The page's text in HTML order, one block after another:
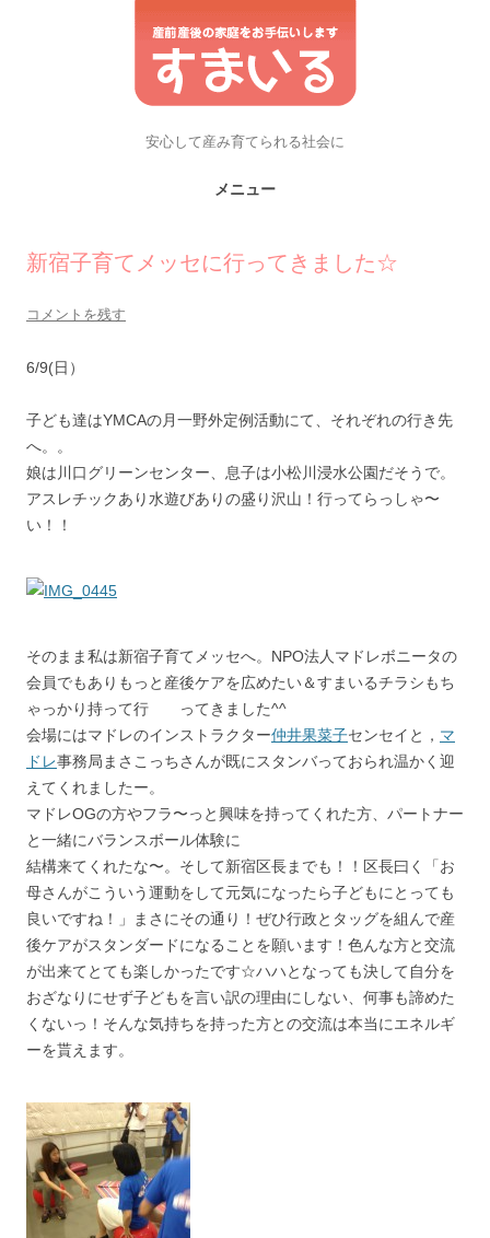
安心して産み育てられる社会に
メニュー
新宿子育てメッセに行ってきました☆
コメントを残す
6/9(日）
子ども達はYMCAの月一野外定例活動にて、それぞれの行き先
へ。。
娘は川口グリーンセンター、息子は小松川浸水公園だそうで。
アスレチックあり水遊びありの盛り沢山！行ってらっしゃ〜
い！！
そのまま私は新宿子育てメッセへ。NPO法人マドレボニータの
会員でもありもっと産後ケアを広めたい＆すまいるチラシもち
ゃっかり持って行 ってきました^^
会場にはマドレのインストラクター仲井果菜子センセイと， マ
ドレ事務局まさこっちさんが既にスタンバっておられ温かく迎
えてくれましたー。
マドレOGの方やフラ〜っと興味を持ってくれた方、パートナー
と一緒にバランスボール体験に
結構来てくれたな〜。そして新宿区長までも！！区長曰く「お
母さんがこういう運動をして元気になったら子どもにとっても
良いですね！」まさにその通り！ぜひ行政とタッグを組んで産
後ケアがスタンダードになることを願います！色んな方と交流
が出来てとても楽しかったです☆ハハとなっても決して自分を
おざなりにせず子どもを言い訳の理由にしない、何事も諦めた
くないっ！そんな気持ちを持った方との交流は本当にエネルギ
ーを貰えます。